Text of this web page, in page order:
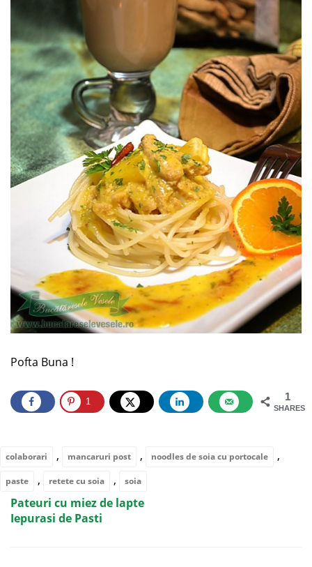
Pofta Buna !
1
SHARES
1
colaborari , mancaruri post , noodles de soia cu portocale ,
paste , retete cu soia , soia
Pateuri cu miez de lapte
Iepurasi de Pasti